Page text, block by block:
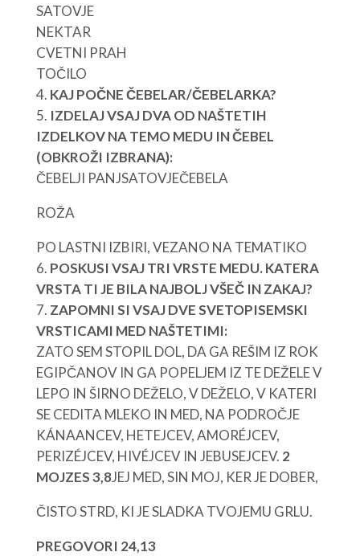
SATOVJE
NEKTAR
CVETNI PRAH
TOČILO
KAJ POČNE ČEBELAR/ČEBELARKA?
IZDELAJ VSAJ DVA OD NAŠTETIH
IZDELKOV NA TEMO MEDU IN ČEBEL
(OBKROŽI IZBRANA):
ČEBELJI PANJSATOVJEČEBELA
ROŽA
PO LASTNI IZBIRI, VEZANO NA TEMATIKO
POSKUSI VSAJ TRI VRSTE MEDU. KATERA
VRSTA TI JE BILA NAJBOLJ VŠEČ IN ZAKAJ?
ZAPOMNI SI VSAJ DVE SVETOPISEMSKI
VRSTICAMI MED NAŠTETIMI:
ZATO SEM STOPIL DOL, DA GA REŠIM IZ ROK
EGIPČANOV IN GA POPELJEM IZ TE DEŽELE V
LEPO IN ŠIRNO DEŽELO, V DEŽELO, V KATERI
SE CEDITA MLEKO IN MED, NA PODROČJE
KÁNAANCEV, HETEJCEV, AMORÉJCEV,
PERIZÉJCEV, HIVÉJCEV IN JEBUSEJCEV. 2
MOJZES 3,8JEJ MED, SIN MOJ, KER JE DOBER,
ČISTO STRD, KI JE SLADKA TVOJEMU GRLU.
PREGOVORI 24,13